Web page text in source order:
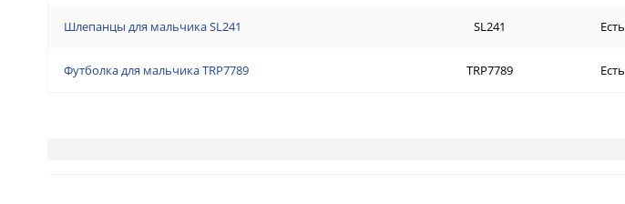
Шлепанцы для мальчика SL241 SL241 Есть
Футболка для мальчика TRP7789 TRP7789 Есть